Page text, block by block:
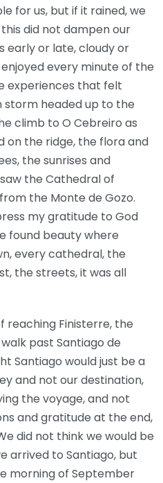
for us, but if it rained, we
did not dampen our
early or late, cloudy or
every minute of the
experiences that felt
storm headed up to the
climb to O Cebreiro as
on the ridge, the flora and
the sunrises and
the Cathedral of
the Monte de Gozo.
my gratitude to God
found beauty where
every cathedral, the
the streets, it was all
reaching Finisterre, the
past Santiago de
Santiago would just be a
and not our destination,
the voyage, and not
and gratitude at the end,
did not think we would be
arrived to Santiago, but
morning of September